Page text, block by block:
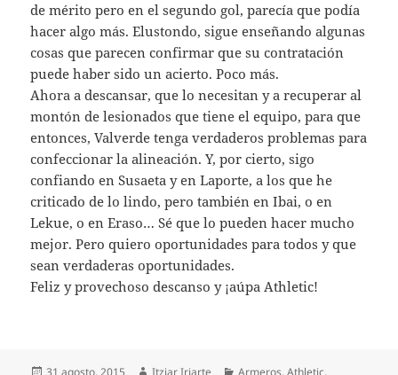
de mérito pero en el segundo gol, parecía que podía
hacer algo más. Elustondo, sigue enseñando algunas
cosas que parecen confirmar que su contratación
puede haber sido un acierto. Poco más.
Ahora a descansar, que lo necesitan y a recuperar al
montón de lesionados que tiene el equipo, para que
entonces, Valverde tenga verdaderos problemas para
confeccionar la alineación. Y, por cierto, sigo
confiando en Susaeta y en Laporte, a los que he
criticado de lo lindo, pero también en Ibai, o en
Lekue, o en Eraso… Sé que lo pueden hacer mucho
mejor. Pero quiero oportunidades para todos y que
sean verdaderas oportunidades.
Feliz y provechoso descanso y ¡aúpa Athletic!
Publicado
31 agosto, 2015 Autor
Itziar Iriarte Categorías
Armeros,Athletic,